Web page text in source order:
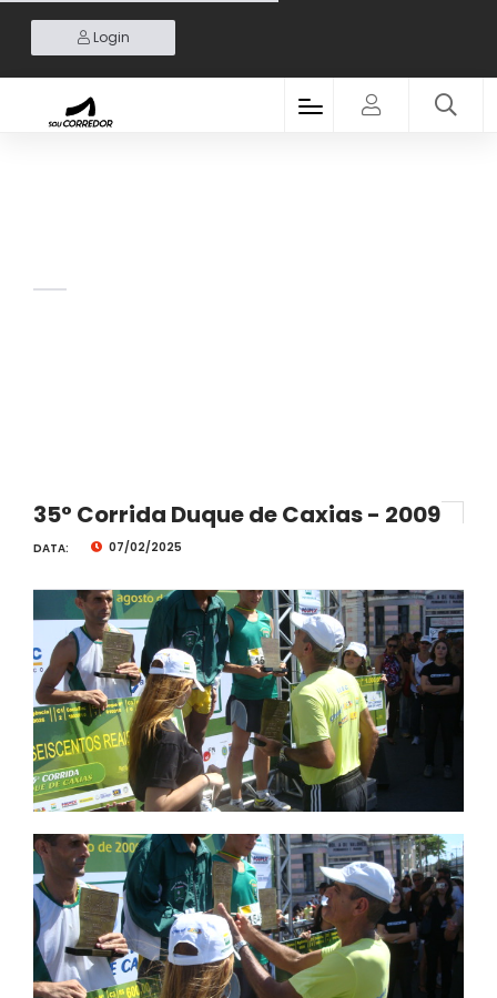
Login
35° Corrida Duque de Caxias - 2009
DATA: 07/02/2025